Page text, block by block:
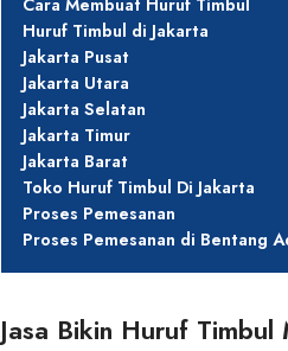
Cara Membuat Huruf Timbul
Huruf Timbul di Jakarta
Jakarta Pusat
Jakarta Utara
Jakarta Selatan
Jakarta Timur
Jakarta Barat
Toko Huruf Timbul Di Jakarta
Proses Pemesanan
Proses Pemesanan di Bentang
Jasa Bikin Huruf Timbul